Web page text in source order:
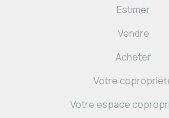
Estimer
Vendre
Acheter
Votre
Votre espace